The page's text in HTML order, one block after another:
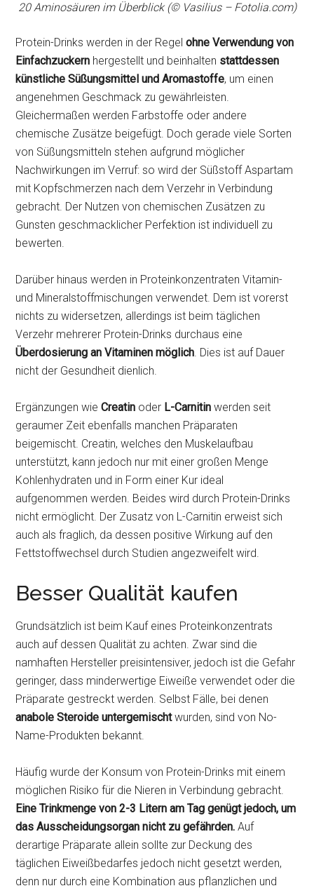
20 Aminosäuren im Überblick (© Vasilius – Fotolia.com)
Protein-Drinks werden in der Regelohne Verwendung von
Einfachzuckern hergestellt und beinhalten stattdessen
künstliche Süßungsmittel und Aromastoffe, um einen
angenehmen Geschmack zu gewährleisten.
Gleichermaßen werden Farbstoffe oder andere
chemische Zusätze beigefügt. Doch gerade viele Sorten
von Süßungsmitteln stehen aufgrund möglicher
Nachwirkungen im Verruf: so wird der Süßstoff Aspartam
mit Kopfschmerzen nach dem Verzehr in Verbindung
gebracht. Der Nutzen von chemischen Zusätzen zu
Gunsten geschmacklicher Perfektion ist individuell zu
bewerten.
Darüber hinaus werden in Proteinkonzentraten Vitamin-
und Mineralstoffmischungen verwendet. Dem ist vorerst
nichts zu widersetzen, allerdings ist beim täglichen
Verzehr mehrerer Protein-Drinks durchaus eine
Überdosierung an Vitaminen möglich. Dies ist auf Dauer
nicht der Gesundheit dienlich.
Ergänzungen wieCreatin oder L-Carnitin werden seit
geraumer Zeit ebenfalls manchen Präparaten
beigemischt. Creatin, welches den Muskelaufbau
unterstützt, kann jedoch nur mit einer großen Menge
Kohlenhydraten und in Form einer Kur ideal
aufgenommen werden. Beides wird durch Protein-Drinks
nicht ermöglicht. Der Zusatz von L-Carnitin erweist sich
auch als fraglich, da dessen positive Wirkung auf den
Fettstoffwechsel durch Studien angezweifelt wird.
Besser Qualität kaufen
Grundsätzlich ist beim Kauf eines Proteinkonzentrats
auch auf dessen Qualität zu achten. Zwar sind die
namhaften Hersteller preisintensiver, jedoch ist die Gefahr
geringer, dass minderwertige Eiweiße verwendet oder die
Präparate gestreckt werden. Selbst Fälle, bei denen
anabole Steroide untergemischtwurden, sind von No-
Name-Produkten bekannt.
Häufig wurde der Konsum von Protein-Drinks mit einem
möglichen Risiko für die Nieren in Verbindung gebracht.
Eine Trinkmenge von 2-3 Litern am Tag genügt jedoch, um
das Ausscheidungsorgan nicht zu gefährden. Auf
derartige Präparate allein sollte zur Deckung des
täglichen Eiweißbedarfes jedoch nicht gesetzt werden,
denn nur durch eine Kombination aus pflanzlichen und